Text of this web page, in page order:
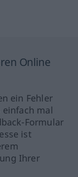
Online
ein Fehler
mal
Formular
ist
Ihrer